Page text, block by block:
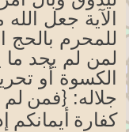
الآية جعل
للمحرم بالحج
لمن لم يجد ما
الكسوة أو
جلاله: {فمن لم
كفارة أيمانكم